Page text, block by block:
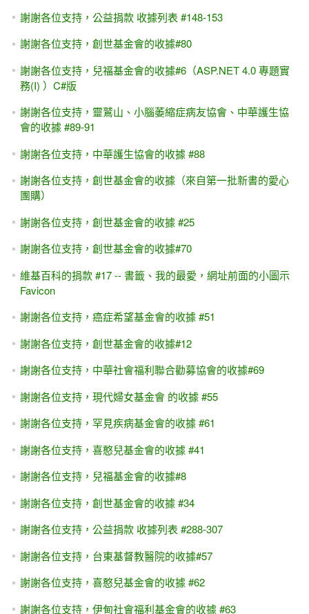
謝謝各位支持，公益捐款 收據列表 #148-153
謝謝各位支持，創世基金會的收據#80
謝謝各位支持，兒福基金會的收據#6（ASP.NET 4.0 專題實
務(I) ）C#版
謝謝各位支持，靈鷲山、小腦萎縮症病友協會、中華護生協
會的收據 #89-91
謝謝各位支持，中華護生協會的收據 #88
謝謝各位支持，創世基金會的收據（來自第一批新書的愛心
團購）
謝謝各位支持，創世基金會的收據 #25
謝謝各位支持，創世基金會的收據#70
維基百科的捐款 #17 -- 書籤、我的最愛，網址前面的小圖示
Favicon
謝謝各位支持，癌症希望基金會的收據 #51
謝謝各位支持，創世基金會的收據#12
謝謝各位支持，中華社會福利聯合勸募協會的收據#69
謝謝各位支持，現代婦女基金會 的收據 #55
謝謝各位支持，罕見疾病基金會的收據 #61
謝謝各位支持，喜憨兒基金會的收據 #41
謝謝各位支持，兒福基金會的收據#8
謝謝各位支持，創世基金會的收據 #34
謝謝各位支持，公益捐款 收據列表 #288-307
謝謝各位支持，台東基督教醫院的收據#57
謝謝各位支持，喜憨兒基金會的收據 #62
謝謝各位支持，伊甸社會福利基金會的收據 #63